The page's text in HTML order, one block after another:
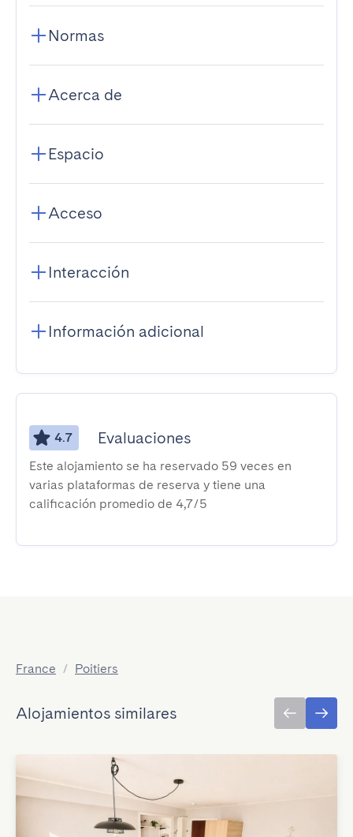
Normas
Acerca de
Espacio
Acceso
Interacción
Información adicional
4.7 Evaluaciones
Este alojamiento se ha reservado 59 veces en
varias plataformas de reserva y tiene una
calificación promedio de 4,7/5
France / Poitiers
Alojamientos similares